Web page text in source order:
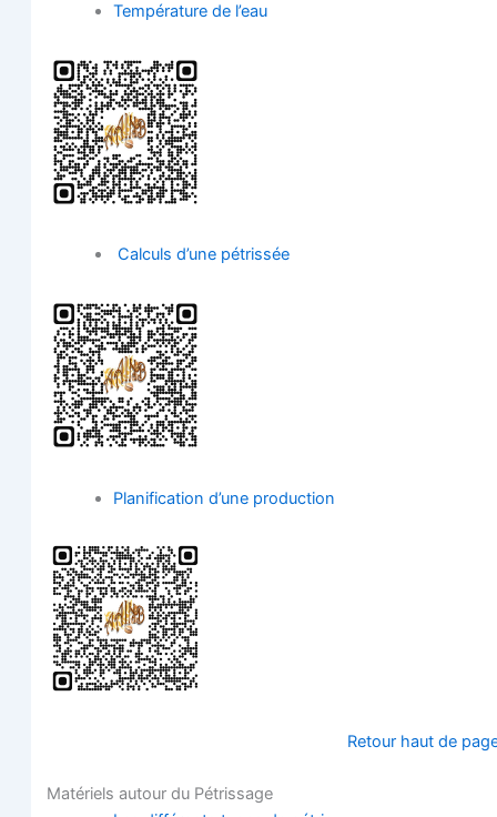
Tem­pé­ra­ture de l’eau
Cal­culs d’une pétrissée
Pla­ni­fi­ca­tion d’une production
Retour haut de
Maté­riels autour du Pétrissage